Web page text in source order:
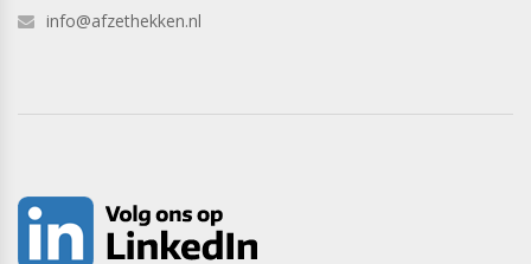
info@afzethekken.nl